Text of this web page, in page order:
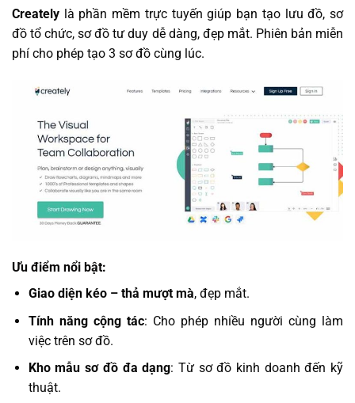
Creately là phần mềm trực tuyến giúp bạn tạo lưu đồ, sơ
đồ tổ chức, sơ đồ tư duy dễ dàng, đẹp mắt. Phiên bản miễn
phí cho phép tạo 3 sơ đồ cùng lúc.
Ưu điểm nổi bật:
Giao diện kéo – thả mượt mà, đẹp mắt.
Tính năng cộng tác: Cho phép nhiều người cùng làm
việc trên sơ đồ.
Kho mẫu sơ đồ đa dạng: Từ sơ đồ kinh doanh đến kỹ
thuật.